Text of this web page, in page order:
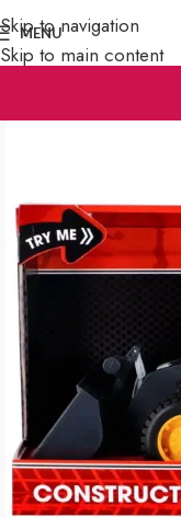
Skip to navigation
Skip to main content
MENU